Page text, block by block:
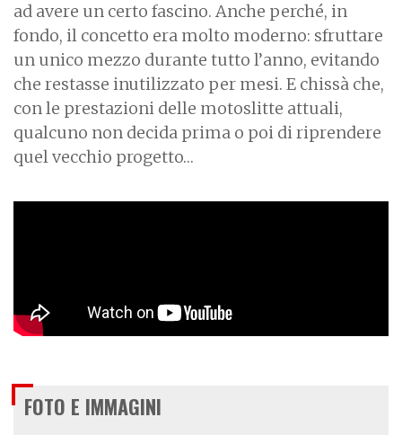
ad avere un certo fascino. Anche perché, in
fondo, il concetto era molto moderno: sfruttare
un unico mezzo durante tutto l’anno, evitando
che restasse inutilizzato per mesi. E chissà che,
con le prestazioni delle motoslitte attuali,
qualcuno non decida prima o poi di riprendere
quel vecchio progetto…
FOTO E IMMAGINI